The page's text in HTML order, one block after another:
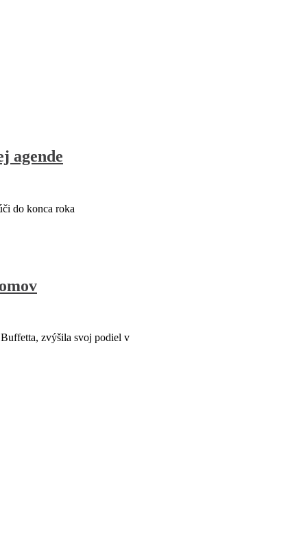
agende
do konca roka
zvýšila svoj podiel v